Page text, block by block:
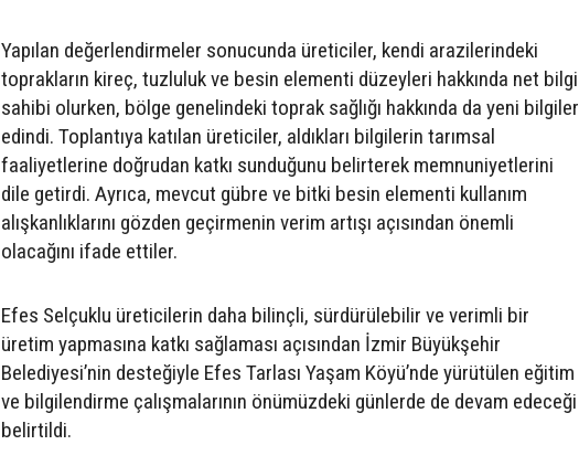
Yapılan değerlendirmeler sonucunda üreticiler, kendi arazilerindeki
toprakların kireç, tuzluluk ve besin elementi düzeyleri hakkında net bilgi
sahibi olurken, bölge genelindeki toprak sağlığı hakkında da yeni bilgiler
edindi. Toplantıya katılan üreticiler, aldıkları bilgilerin tarımsal
faaliyetlerine doğrudan katkı sunduğunu belirterek memnuniyetlerini
dile getirdi. Ayrıca, mevcut gübre ve bitki besin elementi kullanım
alışkanlıklarını gözden geçirmenin verim artışı açısından önemli
olacağını ifade ettiler.
Efes Selçuklu üreticilerin daha bilinçli, sürdürülebilir ve verimli bir
üretim yapmasına katkı sağlaması açısından İzmir Büyükşehir
Belediyesi’nin desteğiyle Efes Tarlası Yaşam Köyü’nde yürütülen eğitim
ve bilgilendirme çalışmalarının önümüzdeki günlerde de devam edeceği
belirtildi.